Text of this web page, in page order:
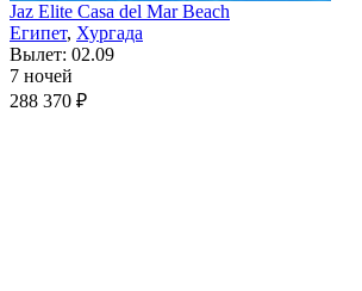
Jaz Elite Casa del Mar Beach
Египет, Хургада
Вылет: 02.09
7 ночей
288 370 ₽